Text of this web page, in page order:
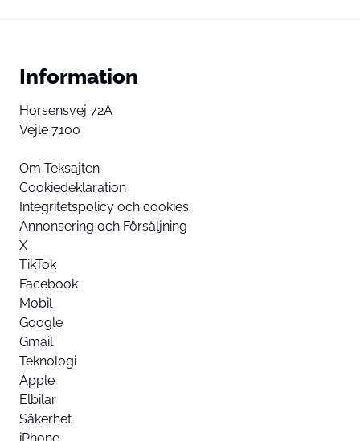
Information
Horsensvej 72A
Vejle 7100
Om Teksajten
Cookiedeklaration
Integritetspolicy och cookies
Annonsering och Försäljning
X
TikTok
Facebook
Mobil
Google
Gmail
Teknologi
Apple
Elbilar
Säkerhet